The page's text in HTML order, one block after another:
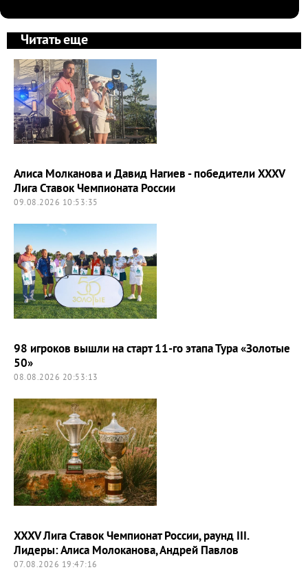
Читать еще
Алиса Молканова и Давид Нагиев - победители XXXV
Лига Ставок Чемпионата России
09.08.2026 10:53:35
98 игроков вышли на старт 11-го этапа Тура «Золотые
50»
08.08.2026 20:53:13
XXXV Лига Ставок Чемпионат России, раунд III.
Лидеры: Алиса Молоканова, Андрей Павлов
07.08.2026 19:47:16